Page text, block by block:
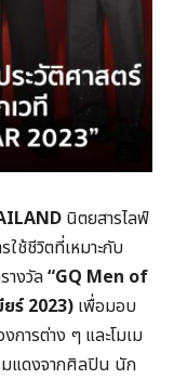
นิตยสารไลฟ์
ช้ชีวิตที่เหมาะกับ
างวัล“GQ Men of
ยร์ 2023) เพื่อมอบ
ารต่าง ๆ และโมเม
แดงจากศิลปิน นัก